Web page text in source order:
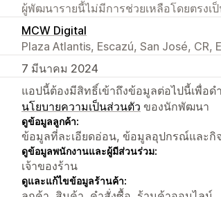
ผู้พัฒนารายนี้ไม่มีการช่วยเหลือโดยตรงเ
MCW Digital
Plaza Atlantis, Escazú, San José, CR,
7 มีนาคม 2024
แอปนี้ต้องมีสิทธิ์เข้าถึงข้อมูลต่อไปนี้เพื่อ
นโยบายความเป็นส่วนตัว ของนักพัฒนา
ดูข้อมูลลูกค้า:
ข้อมูลที่ละเอียดอ่อน, ข้อมูลอุปกรณ์และกิ
ดูข้อมูลพนักงานและผู้มีส่วนร่วม:
เจ้าของร้าน
ดูและแก้ไขข้อมูลร้านค้า: